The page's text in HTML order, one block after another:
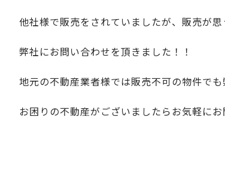
他社様で販売をされていましたが、販売が
弊社にお問い合わせを頂きました！！
地元の不動産業者様では販売不可の物件で
お困りの不動産がございましたらお気軽に